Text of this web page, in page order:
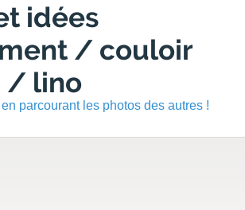
idées
/ couloir
/ lino
parcourant les photos des autres !